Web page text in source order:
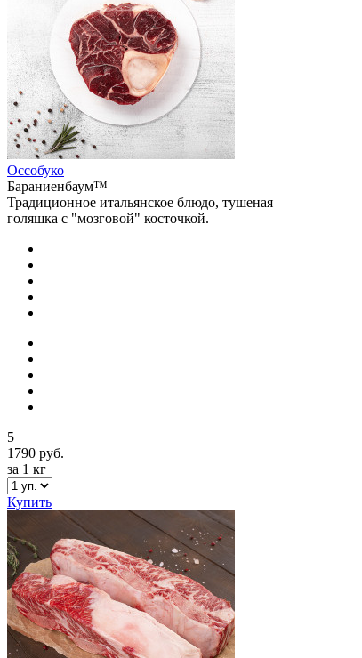
Оссобуко
Бараниенбаум™
Традиционное итальянское блюдо, тушеная
голяшка с "мозговой" косточкой.
5
1790 руб.
за 1 кг
Купить